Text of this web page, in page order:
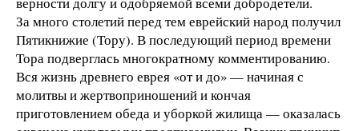
За много столетий перед тем еврейский народ получил
Пятикнижие (Тору). В последующий период времени
Тора подверглась многократному комментированию.
Вся жизнь древнего еврея «от и до» — начиная с
молитвы и жертвоприношений и кончая
приготовлением обеда и уборкой жилища — оказалась